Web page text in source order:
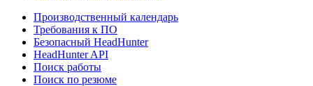
Производственный календарь
Требования к ПО
Безопасный HeadHunter
HeadHunter API
Поиск работы
Поиск по резюме